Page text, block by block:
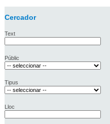
Cercador
Text
Públic
Tipus
Lloc